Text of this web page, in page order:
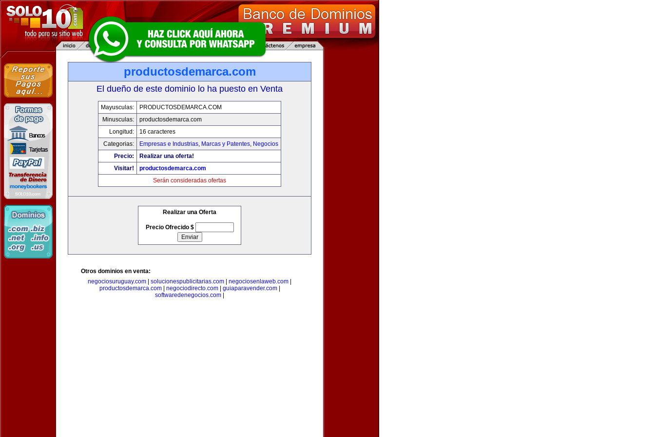
productosdemarca.com
El dueño de este dominio lo ha puesto en Venta
Mayusculas:
PRODUCTOSDEMARCA.COM
Minusculas:
productosdemarca.com
Longitud:
16 caracteres
Categorias:
Empresas e Industrias, Marcas y Patentes, Negocios
Precio:
Realizar una oferta!
Visitar!
productosdemarca.com
Serán consideradas ofertas
Realizar una Oferta
Precio Ofrecido $
Otros dominios en venta:
negociosuruguay.com
solucionespublicitarias.com negociosenlaweb.com
productosdemarca.com| negociodirecto.com| guiaparavender.com|
softwaredenegocios.com